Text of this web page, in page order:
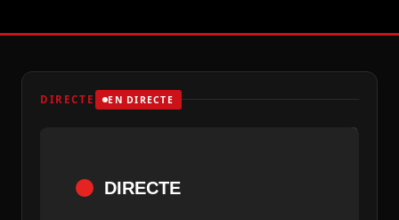
DIRECTE EN DIRECTE
DIRECTE